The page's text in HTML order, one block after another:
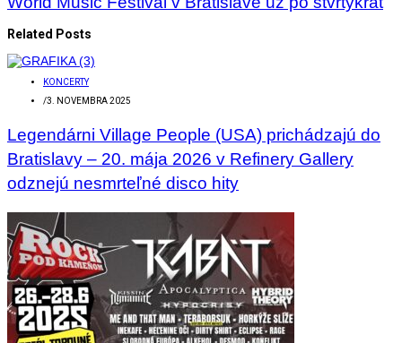
Related Posts
KONCERTY
/3. NOVEMBRA 2025
Legendárni Village People (USA) prichádzajú do
Bratislavy – 20. mája 2026 v Refinery Gallery
odznejú nesmrteľné disco hity